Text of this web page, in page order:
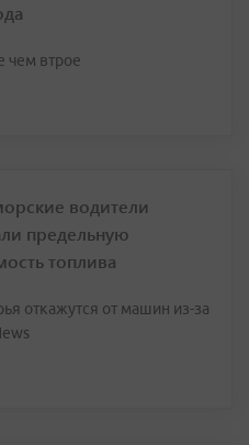
чем втрое
водители
предельную
топлива
откажутся от машин из-за